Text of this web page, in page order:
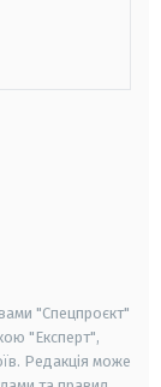
"Спецпроєкт"
"Експерт",
Редакція може